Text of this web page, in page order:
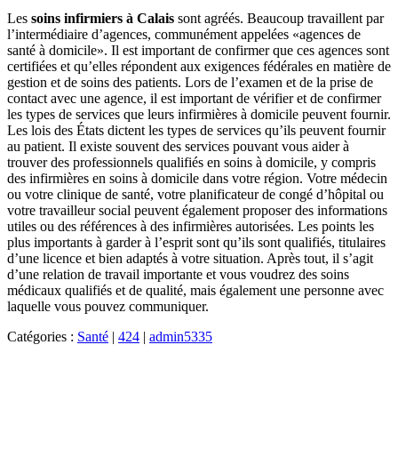
Les soins infirmiers à Calais sont agréés. Beaucoup travaillent par
l’intermédiaire d’agences, communément appelées «agences de
santé à domicile». Il est important de confirmer que ces agences sont
certifiées et qu’elles répondent aux exigences fédérales en matière de
gestion et de soins des patients. Lors de l’examen et de la prise de
contact avec une agence, il est important de vérifier et de confirmer
les types de services que leurs infirmières à domicile peuvent fournir.
Les lois des États dictent les types de services qu’ils peuvent fournir
au patient. Il existe souvent des services pouvant vous aider à
trouver des professionnels qualifiés en soins à domicile, y compris
des infirmières en soins à domicile dans votre région. Votre médecin
ou votre clinique de santé, votre planificateur de congé d’hôpital ou
votre travailleur social peuvent également proposer des informations
utiles ou des références à des infirmières autorisées. Les points les
plus importants à garder à l’esprit sont qu’ils sont qualifiés, titulaires
d’une licence et bien adaptés à votre situation. Après tout, il s’agit
d’une relation de travail importante et vous voudrez des soins
médicaux qualifiés et de qualité, mais également une personne avec
laquelle vous pouvez communiquer.
Catégories : Santé | 424 | admin5335